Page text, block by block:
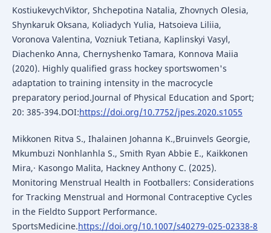
KostiukevychViktor, Shchepotina Natalia, Zhovnych Olesia,
Shynkaruk Oksana, Koliadych Yulia, Hatsoieva Liliia,
Voronova Valentina, Vozniuk Tetiana, Kaplinskyi Vasyl,
Diachenko Anna, Chernyshenko Tamara, Konnova Maiia
(2020). Highly qualified grass hockey sportswomen's
adaptation to training intensity in the macrocycle
preparatory period.Journal of Physical Education and Sport;
20: 385-394.DOI:https://doi.org/10.7752/jpes.2020.s1055
Mikkonen Ritva S., Ihalainen Johanna K.,Bruinvels Georgie,
Mkumbuzi Nonhlanhla S., Smith Ryan Abbie E., Kaikkonen
Mira,· Kasongo Malita, Hackney Anthony C. (2025).
Monitoring Menstrual Health in Footballers: Considerations
for Tracking Menstrual and Hormonal Contraceptive Cycles
in the Fieldto Support Performance.
SportsMedicine.https://doi.org/10.1007/s40279-025-02338-8